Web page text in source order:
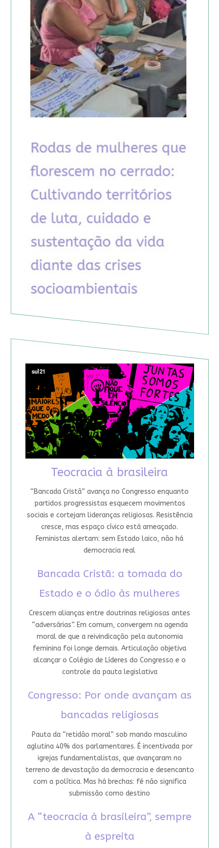
Teocracia à brasileira
“Bancada Cristã” avança no Congresso enquanto
partidos progressistas esquecem movimentos
sociais e cortejam lideranças religiosas. Resistência
cresce, mas espaço cívico está ameaçado.
Feministas alertam: sem Estado laico, não há
democracia real
Bancada Cristã: a tomada do
Estado e o ódio às mulheres
Crescem alianças entre doutrinas religiosas antes
“adversárias”. Em comum, convergem na agenda
moral de que a reivindicação pela autonomia
feminina foi longe demais. Articulação objetiva
alcançar o Colégio de Líderes do Congresso e o
controle da pauta legislativa
Congresso: Por onde avançam as
bancadas religiosas
Pauta da “retidão moral” sob mando masculino
aglutina 40% dos parlamentares. É incentivada por
igrejas fundamentalistas, que avançaram no
terreno de devastação da democracia e desencanto
com a política. Mas há brechas: fé não significa
submissão como destino
A “teocracia à brasileira”, sempre
à espreita